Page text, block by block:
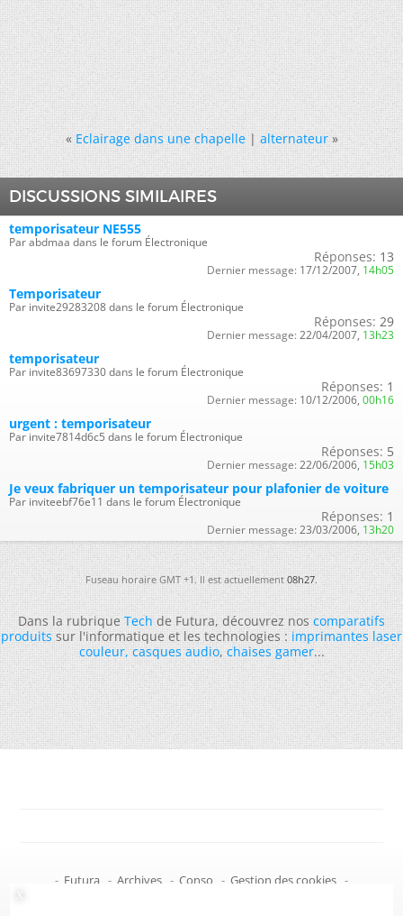
« Eclairage dans une chapelle|alternateur »
DISCUSSIONS SIMILAIRES
temporisateur NE555
Par abdmaa dans le forum Électronique
Réponses: 13
Dernier message: 17/12/2007, 14h05
Temporisateur
Par invite29283208 dans le forum Électronique
Réponses: 29
Dernier message: 22/04/2007, 13h23
temporisateur
Par invite83697330 dans le forum Électronique
Réponses: 1
Dernier message: 10/12/2006, 00h16
urgent : temporisateur
Par invite7814d6c5 dans le forum Électronique
Réponses: 5
Dernier message: 22/06/2006, 15h03
Je veux fabriquer un temporisateur pour plafonier de voiture
Par inviteebf76e11 dans le forum Électronique
Réponses: 1
Dernier message: 23/03/2006, 13h20
Fuseau horaire GMT +1. Il est actuellement08h27.
Dans la rubriqueTechde Futura, découvrez noscomparatifs
produitssur l'informatique et les technologies :imprimantes laser
couleur,casques audio,chaises gamer...
- Futura - Archives - Conso - Gestion des cookies -